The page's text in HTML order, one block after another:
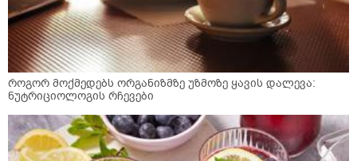
როგორ მოქმედებს ორგანიზმზე უზმოზე ყავის დალევა:
ნუტრიციოლოგის რჩევები